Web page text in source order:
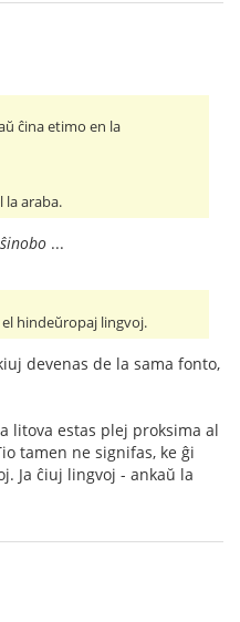
ĉina etimo en la
la araba.
ŝinobo ...
hindeŭropaj lingvoj.
devenas de la sama fonto,
litova estas plej proksima al
tamen ne signifas, ke ĝi
Ja ĉiuj lingvoj - ankaŭ la